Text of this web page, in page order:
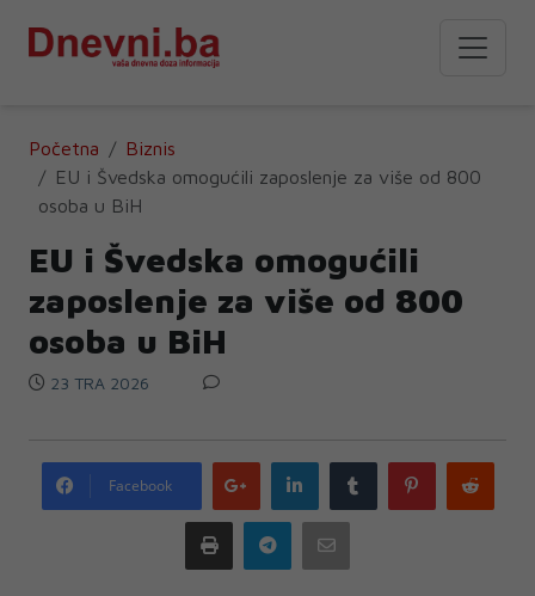
Početna
Biznis
EU i Švedska omogućili zaposlenje za više od 800
osoba u BiH
EU i Švedska omogućili
zaposlenje za više od 800
osoba u BiH
23 TRA 2026
Facebook
Google
plus
LinkedIn Tumblr Pinterest
Print Telegram